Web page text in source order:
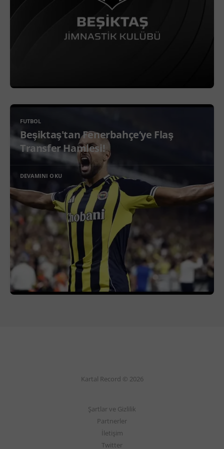
FUTBOL
Beşiktaş'tan Fenerbahçe’ye Flaş
Transfer Hamlesi!
DEVAMINI OKU
Kartal Record © 2026
Şartlar ve Gizlilik
Partnerler
İletişim
Twitter